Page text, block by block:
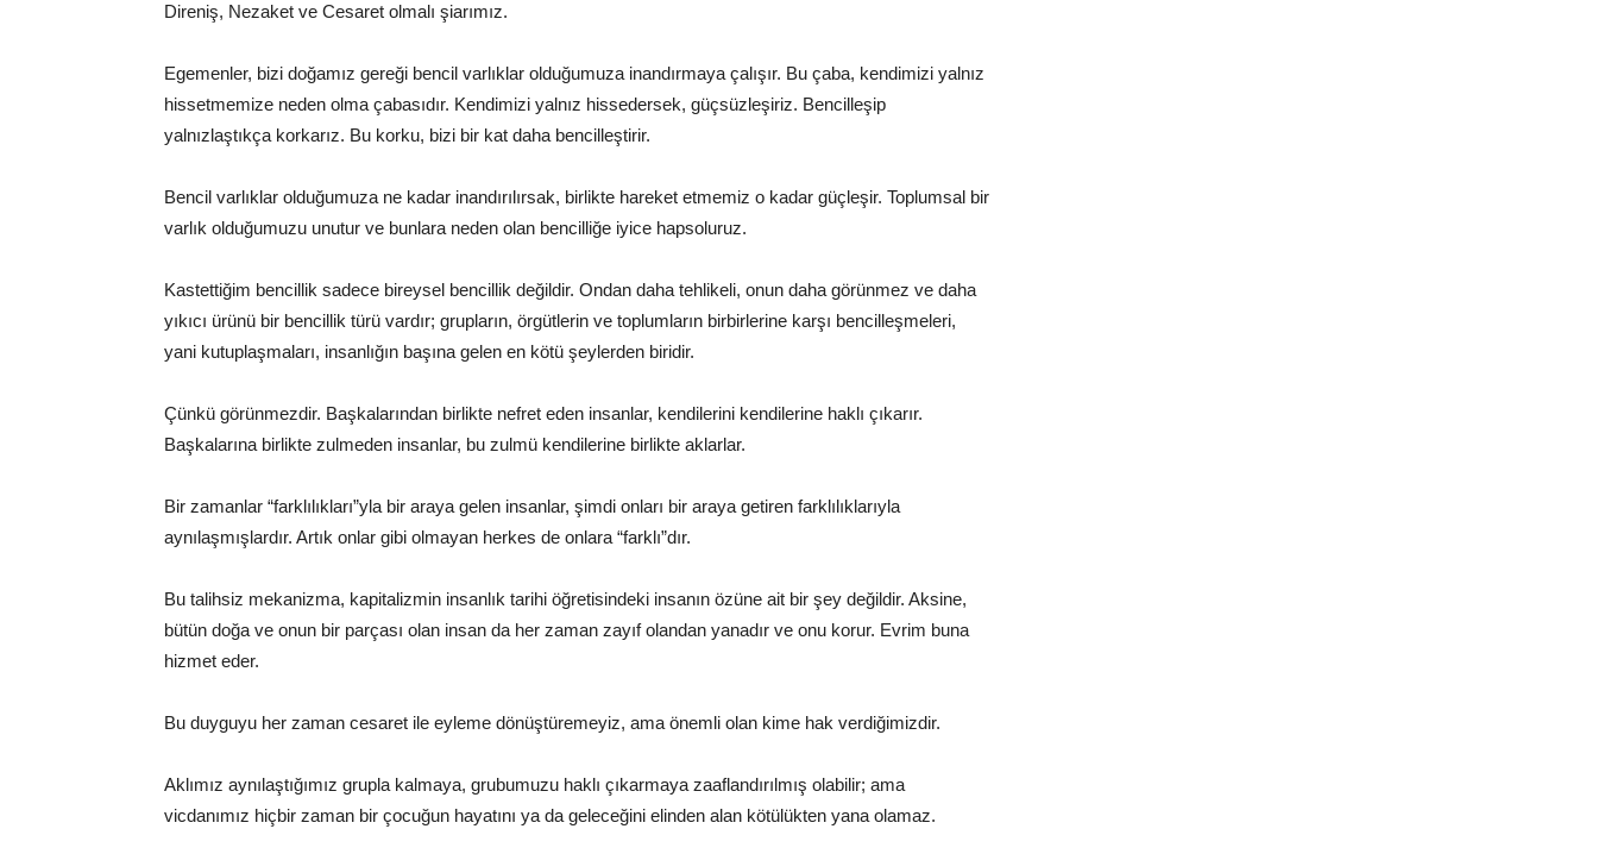
Direniş, Nezaket ve Cesaret olmalı şiarımız.
Egemenler, bizi doğamız gereği bencil varlıklar olduğumuza inandırmaya çalışır. Bu çaba, kendimizi yalnız
hissetmemize neden olma çabasıdır. Kendimizi yalnız hissedersek, güçsüzleşiriz. Bencilleşip
yalnızlaştıkça korkarız. Bu korku, bizi bir kat daha bencilleştirir.
Bencil varlıklar olduğumuza ne kadar inandırılırsak, birlikte hareket etmemiz o kadar güçleşir. Toplumsal bir
varlık olduğumuzu unutur ve bunlara neden olan bencilliğe iyice hapsoluruz.
Kastettiğim bencillik sadece bireysel bencillik değildir. Ondan daha tehlikeli, onun daha görünmez ve daha
yıkıcı ürünü bir bencillik türü vardır; grupların, örgütlerin ve toplumların birbirlerine karşı bencilleşmeleri,
yani kutuplaşmaları, insanlığın başına gelen en kötü şeylerden biridir.
Çünkü görünmezdir. Başkalarından birlikte nefret eden insanlar, kendilerini kendilerine haklı çıkarır.
Başkalarına birlikte zulmeden insanlar, bu zulmü kendilerine birlikte aklarlar.
Bir zamanlar “farklılıkları”yla bir araya gelen insanlar, şimdi onları bir araya getiren farklılıklarıyla
aynılaşmışlardır. Artık onlar gibi olmayan herkes de onlara “farklı”dır.
Bu talihsiz mekanizma, kapitalizmin insanlık tarihi öğretisindeki insanın özüne ait bir şey değildir. Aksine,
bütün doğa ve onun bir parçası olan insan da her zaman zayıf olandan yanadır ve onu korur. Evrim buna
hizmet eder.
Bu duyguyu her zaman cesaret ile eyleme dönüştüremeyiz, ama önemli olan kime hak verdiğimizdir.
Aklımız aynılaştığımız grupla kalmaya, grubumuzu haklı çıkarmaya zaaflandırılmış olabilir; ama
vicdanımız hiçbir zaman bir çocuğun hayatını ya da geleceğini elinden alan kötülükten yana olamaz.